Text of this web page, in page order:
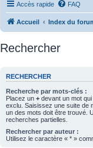
Accès rapide FAQ
Accueil Index du
Rechercher
RECHERCHER
Recherche par mots-clés :
Placez un + devant un mot
exclu. Saisissez une suite de
un des mots doit être trouvé.
recherches partielles.
Rechercher par auteur :
Utilisez le caractère « * »